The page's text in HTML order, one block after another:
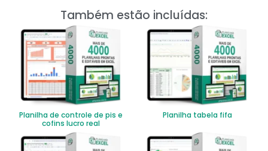
Também estão incluídas:
Planilha de controle de pis e
cofins lucro real
Planilha tabela fifa